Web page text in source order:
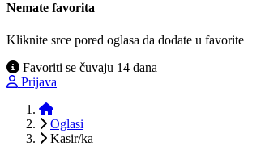
Nemate favorita
Kliknite srce pored oglasa da dodate u favorite
Favoriti se čuvaju 14 dana
Prijava
Početna
Oglasi
Kasir/ka